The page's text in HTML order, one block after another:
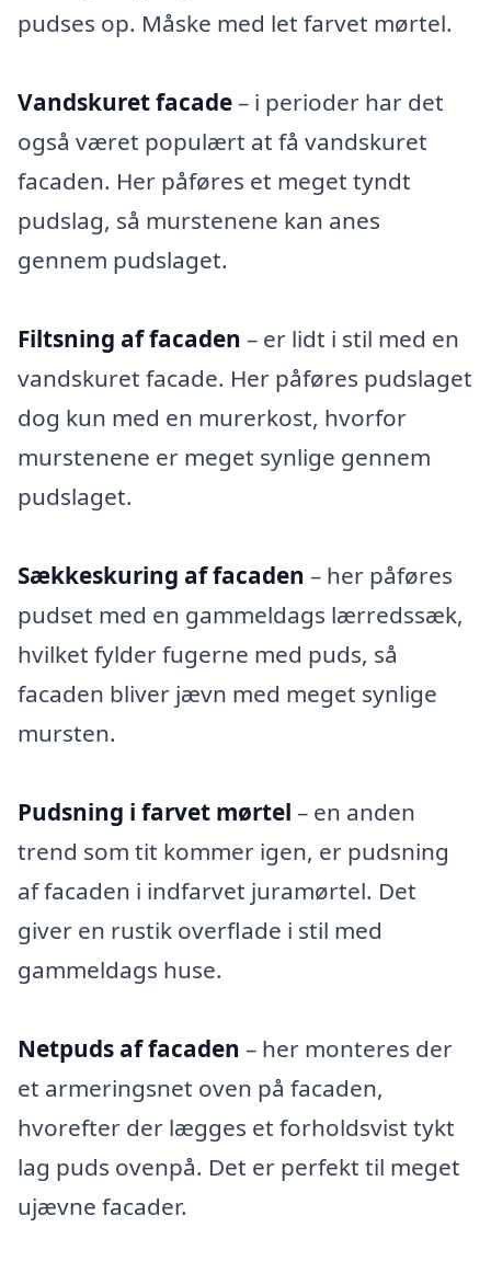
pudses op. Måske med let farvet mørtel.
Vandskuret facade– i perioder har det
også været populært at få vandskuret
facaden. Her påføres et meget tyndt
pudslag, så murstenene kan anes
gennem pudslaget.
Filtsning af facaden – er lidt i stil med en
vandskuret facade. Her påføres pudslaget
dog kun med en murerkost, hvorfor
murstenene er meget synlige gennem
pudslaget.
Sækkeskuring af facaden – her påføres
pudset med en gammeldags lærredssæk,
hvilket fylder fugerne med puds, så
facaden bliver jævn med meget synlige
mursten.
Pudsning i farvet mørtel – en anden
trend som tit kommer igen, er pudsning
af facaden i indfarvet juramørtel. Det
giver en rustik overflade i stil med
gammeldags huse.
Netpuds af facaden – her monteres der
et armeringsnet oven på facaden,
hvorefter der lægges et forholdsvist tykt
lag puds ovenpå. Det er perfekt til meget
ujævne facader.